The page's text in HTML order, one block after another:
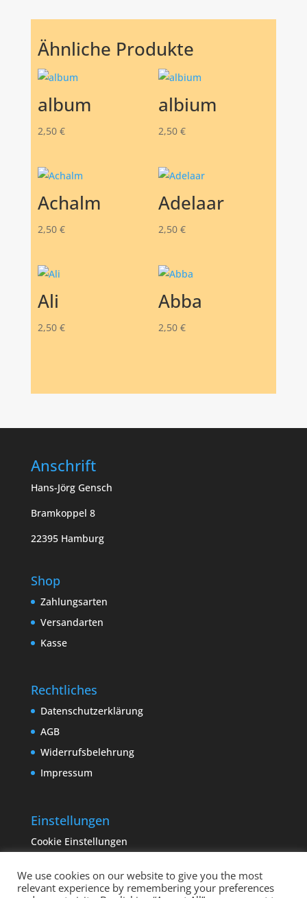
Ähnliche Produkte
album
2,50 €
albium
2,50 €
Achalm
2,50 €
Adelaar
2,50 €
Ali
2,50 €
Abba
2,50 €
Anschrift
Hans-Jörg Gensch
Bramkoppel 8
22395 Hamburg
Shop
Zahlungsarten
Versandarten
Kasse
Rechtliches
Datenschutzerklärung
AGB
Widerrufsbelehrung
Impressum
Einstellungen
Cookie Einstellungen
We use cookies on our website to give you the most
relevant experience by remembering your preferences